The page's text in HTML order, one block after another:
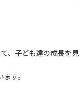
、子ども達の成長を見
す。